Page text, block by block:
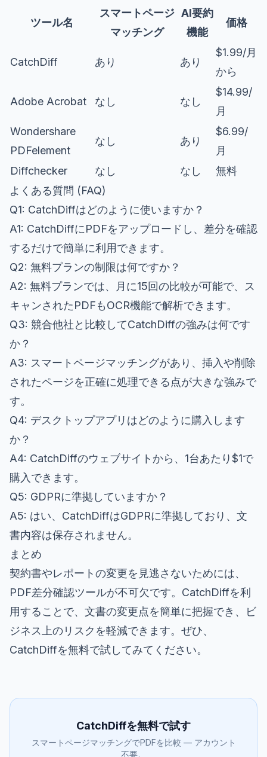
ツール名
スマートページ
マッチング
AI要約
機能
価格
CatchDiff あり あり
$1.99/月
から
Adobe Acrobat なし なし
$14.99/
月
Wondershare
PDFelement
なし あり
$6.99/
月
Diffchecker
なし なし
無料
よくある質問 (FAQ)
Q1: CatchDiffはどのように使いますか？
A1: CatchDiffにPDFをアップロードし、差分を確認
するだけで簡単に利用できます。
Q2: 無料プランの制限は何ですか？
A2: 無料プランでは、月に15回の比較が可能で、ス
キャンされたPDFもOCR機能で解析できます。
Q3: 競合他社と比較してCatchDiffの強みは何です
か？
A3: スマートページマッチングがあり、挿入や削除
されたページを正確に処理できる点が大きな強みで
す。
Q4: デスクトップアプリはどのように購入します
か？
A4: CatchDiffのウェブサイトから、1台あたり$1で
購入できます。
Q5: GDPRに準拠していますか？
A5: はい、CatchDiffはGDPRに準拠しており、文
書内容は保存されません。
まとめ
契約書やレポートの変更を見逃さないためには、
PDF差分確認ツールが不可欠です。CatchDiffを利
用することで、文書の変更点を簡単に把握でき、ビ
ジネス上のリスクを軽減できます。ぜひ、
CatchDiffを無料で試してみてください。
CatchDiffを無料で試す
スマートページマッチングでPDFを比較 — アカウント
不要。